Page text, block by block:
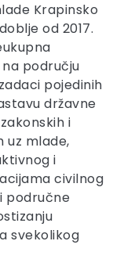
Krapinsko
od 2017.
području
pojedinih
državne
i
uz mlade,
i
civilnog
područne
svekolikog